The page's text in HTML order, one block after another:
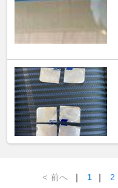
< 前へ ｜ 1 ｜ 2